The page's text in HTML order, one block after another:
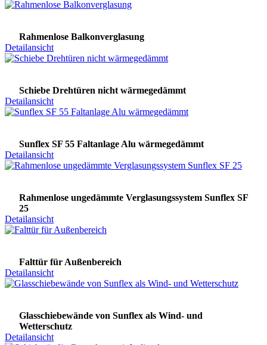
Rahmenlose Balkonverglasung
Detailansicht
Schiebe Drehtüren nicht wärmegedämmt
Detailansicht
Sunflex SF 55 Faltanlage Alu wärmegedämmt
Detailansicht
Rahmenlose ungedämmte Verglasungssystem Sunflex SF
25
Detailansicht
Falttür für Außenbereich
Detailansicht
Glasschiebewände von Sunflex als Wind- und
Wetterschutz
Detailansicht